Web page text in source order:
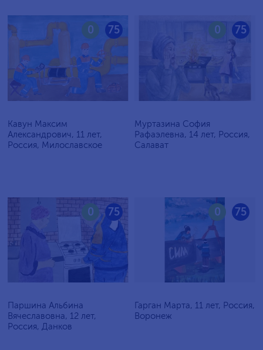
75
0
Кавун Максим
Александрович, 11 лет,
Россия, Милославское
75
0
Муртазина София
Рафаэлевна, 14 лет, Россия,
Салават
75
0
Паршина Альбина
Вячеславовна, 12 лет,
Россия, Данков
75
0
Гарган Марта, 11 лет, Россия,
Воронеж